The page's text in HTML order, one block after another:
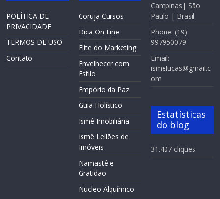
POLÍTICA DE
PRIVACIDADE
TERMOS DE USO
Contato
Coruja Cursos
Dica On Line
Elite do Marketing
Envelhecer com
Estilo
Empório da Paz
Guia Holístico
Ismê Imobiliária
Ismê Leilões de
Imóveis
Namastê e
Gratidão
Nucleo Alquímico
Campinas| São
Paulo | Brasil
Phone: (19)
997950079
Email:
ismelucas@gmail.c
om
Estatísticas
do blog
31.407 cliques